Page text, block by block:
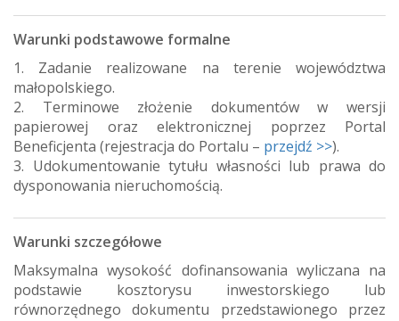
Warunki podstawowe formalne
1. Zadanie realizowane na terenie województwa
małopolskiego.
2. Terminowe złożenie dokumentów w wersji
papierowej oraz elektronicznej poprzez Portal
Beneficjenta (rejestracja do Portalu – przejdź >>).
3. Udokumentowanie tytułu własności lub prawa do
dysponowania nieruchomością.
Warunki szczegółowe
Maksymalna wysokość dofinansowania wyliczana na
podstawie kosztorysu inwestorskiego lub
równorzędnego dokumentu przedstawionego przez